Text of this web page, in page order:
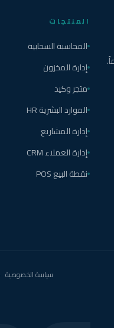
المنتجات
المحاسبة السحابية
إدارة المخزون
متجر وكيد
الموارد البشرية HR
إدارة المشاريع
إدارة العملاء CRM
نقطة البيع POS
سياسة الخصوصية